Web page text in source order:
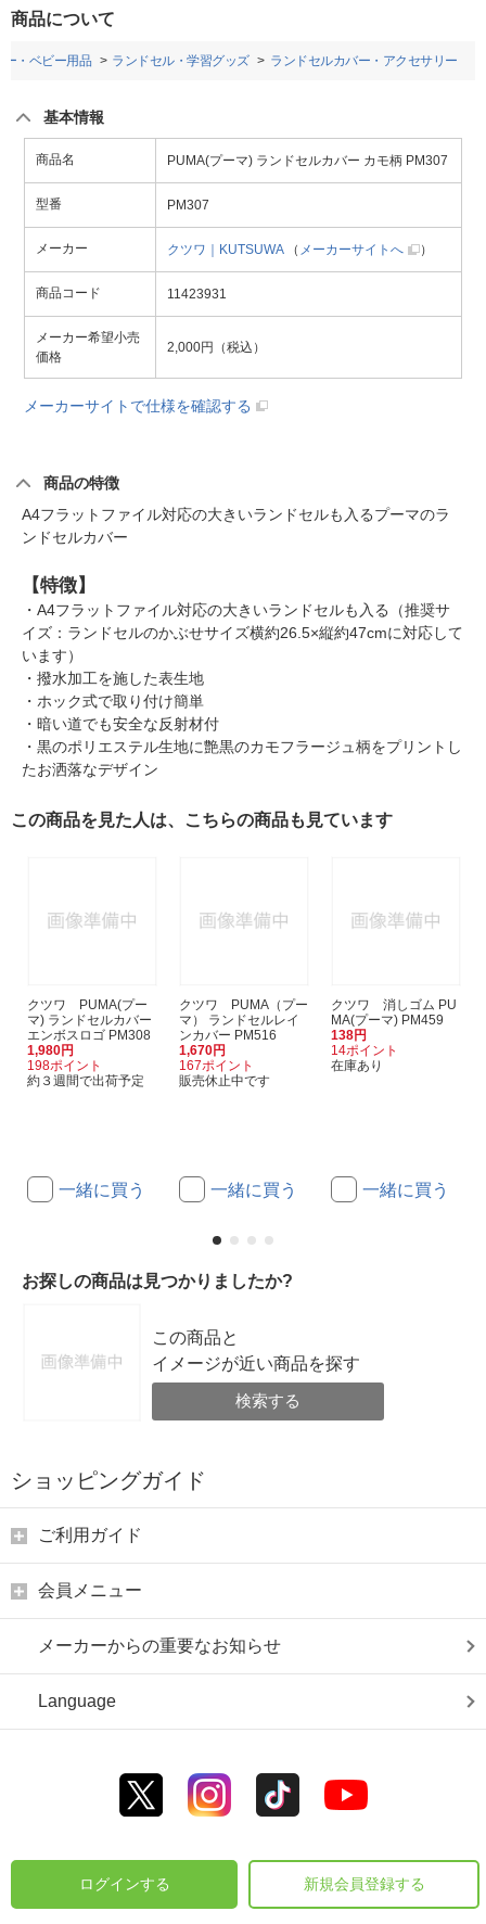
商品について
・ベビー用品 ランドセル・学習グッズ ランドセルカバー・アクセサリー
基本情報
商品名 PUMA(プーマ) ランドセルカバー カモ柄 PM307
型番 PM307
メーカー クツワ｜KUTSUWA（ メーカーサイトへ ）
商品コード 11423931
メーカー希望小売
価格
2,000円（税込）
メーカーサイトで仕様を確認する
商品の特徴
A4フラットファイル対応の大きいランドセルも入るプーマのラ
ンドセルカバー
【特徴】
・A4フラットファイル対応の大きいランドセルも入る（推奨サ
イズ：ランドセルのかぶせサイズ横約26.5×縦約47cmに対応して
います）
・撥水加工を施した表生地
・ホック式で取り付け簡単
・暗い道でも安全な反射材付
・黒のポリエステル生地に艶黒のカモフラージュ柄をプリントし
たお洒落なデザイン
この商品を見た人は、こちらの商品も見ています
クツワ PUMA(プー
マ) ランドセルカバー
エンボスロゴ PM308
1,980円
198ポイント
約３週間で出荷予定
一緒に買う
クツワ PUMA（プー
マ） ランドセルレイ
ンカバー PM516
1,670円
167ポイント
販売休止中です
一緒に買う
クツワ 消しゴム PU
MA(プーマ) PM459
138円
14ポイント
在庫あり
一緒に買う
お探しの商品は見つかりましたか?
この商品と
イメージが近い商品を探す
検索する
ショッピングガイド
ご利用ガイド
会員メニュー
メーカーからの重要なお知らせ
Language
ログインする 新規会員登録する